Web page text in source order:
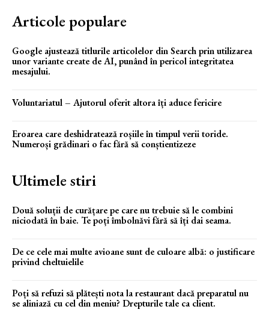
Articole populare
Google ajustează titlurile articolelor din Search prin utilizarea
unor variante create de AI, punând în pericol integritatea
mesajului.
Voluntariatul – Ajutorul oferit altora îți aduce fericire
Eroarea care deshidratează roșiile în timpul verii toride.
Numeroși grădinari o fac fără să conștientizeze
Ultimele stiri
Două soluții de curățare pe care nu trebuie să le combini
niciodată în baie. Te poți îmbolnăvi fără să îți dai seama.
De ce cele mai multe avioane sunt de culoare albă: o justificare
privind cheltuielile
Poți să refuzi să plătești nota la restaurant dacă preparatul nu
se aliniază cu cel din meniu? Drepturile tale ca client.